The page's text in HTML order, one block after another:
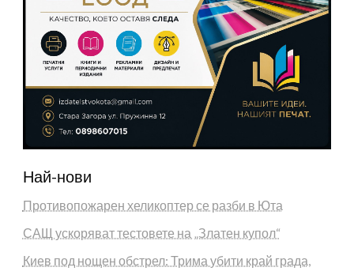
Най-нови
Противопожарен хеликоптер се разби в Юта
САЩ ускоряват тестовете на „Златен купол“
Киев под нощен обстрел: Трима убити край града,